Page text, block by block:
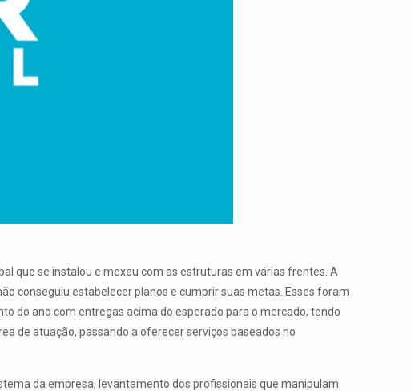
que se instalou e mexeu com as estruturas em várias frentes. A
conseguiu estabelecer planos e cumprir suas metas. Esses foram
do ano com entregas acima do esperado para o mercado, tendo
de atuação, passando a oferecer serviços baseados no
da empresa, levantamento dos profissionais que manipulam